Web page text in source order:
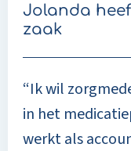
Jolanda
zaak
“Ik wil
in het
werkt als